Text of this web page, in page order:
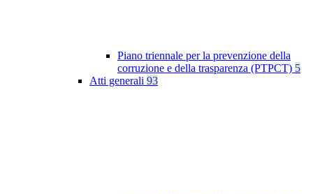
Piano triennale per la prevenzione della
corruzione e della trasparenza (PTPCT) 5
Atti generali 93